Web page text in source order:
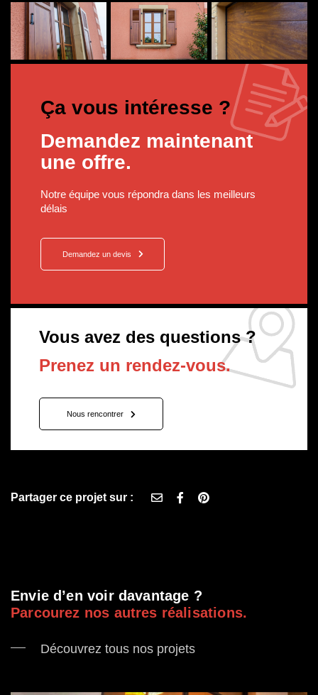
Ça vous intéresse ?
Demandez maintenant
une offre.
Notre équipe vous répondra dans les meilleurs
délais
Demandez un devis
Vous avez des questions ?
Prenez un rendez-vous.
Nous rencontrer
Partager ce projet sur :
Envie d’en voir davantage ?
Parcourez nos autres réalisations.
Découvrez tous nos projets